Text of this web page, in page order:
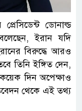
ডোনাল্ড
ইরান যদি
বিরুদ্ধে আরও
তিনি ইঙ্গিত দেন,
দিন অপেক্ষাও
থেকে এই তথ্য